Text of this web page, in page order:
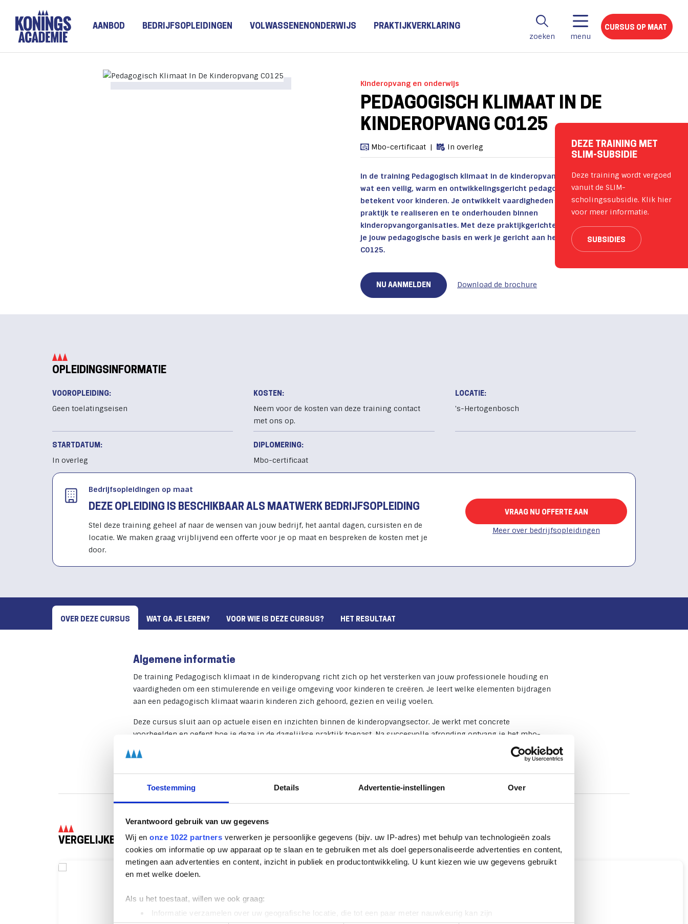
Toestemming Details Advertentie-instellingen Over
Verantwoord gebruik van uw gegevens
Wij en onze 1022 partners verwerken je persoonlijke gegevens (bijv. uw IP-adres) met behulp van technologieën zoals
cookies om informatie op uw apparaat op te slaan en te gebruiken met als doel gepersonaliseerde advertenties en content,
metingen aan advertenties en content, inzicht in publiek en productontwikkeling. U kunt kiezen wie uw gegevens gebruikt
en met welke doelen.
Als u het toestaat, willen we ook graag:
Informatie verzamelen over uw geografische locatie, die tot een paar meter nauwkeurig kan zijn
AANBOD BEDRIJFSOPLEIDINGEN VOLWASSENENONDERWIJS PRAKTIJKVERKLARING
zoeken menu
CURSUS OP MAAT
Kinderopvang en onderwijs
PEDAGOGISCH KLIMAAT IN DE
KINDEROPVANG C0125
Mbo-certificaat In overleg
In de training Pedagogisch klimaat in de kinderopvang (C0125) leer je
wat een veilig, warm en ontwikkelingsgericht pedagogisch klimaat
betekent voor kinderen. Je ontwikkelt vaardigheden om dit klimaat in de
praktijk te realiseren en te onderhouden binnen
kinderopvangorganisaties. Met deze praktijkgerichte scholing versterk
je jouw pedagogische basis en werk je gericht aan het mbo-certificaat
C0125.
NU AANMELDEN Download de brochure
OPLEIDINGSINFORMATIE
VOOROPLEIDING:
Geen toelatingseisen
KOSTEN:
Neem voor de kosten van deze training contact
met ons op.
LOCATIE:
's-Hertogenbosch
STARTDATUM:
In overleg
DIPLOMERING:
Mbo-certificaat
Bedrijfsopleidingen op maat
DEZE OPLEIDING IS BESCHIKBAAR ALS MAATWERK BEDRIJFSOPLEIDING
Stel deze training geheel af naar de wensen van jouw bedrijf, het aantal dagen, cursisten en de
locatie. We maken graag vrijblijvend een offerte voor je op maat en bespreken de kosten met je
door.
VRAAG NU OFFERTE AAN
Meer over bedrijfsopleidingen
OVER DEZE CURSUS WAT GA JE LEREN? VOOR WIE IS DEZE CURSUS? HET RESULTAAT
Algemene informatie
De training Pedagogisch klimaat in de kinderopvang richt zich op het versterken van jouw professionele houding en
vaardigheden om een stimulerende en veilige omgeving voor kinderen te creëren. Je leert welke elementen bijdragen
aan een pedagogisch klimaat waarin kinderen zich gehoord, gezien en veilig voelen.
Deze cursus sluit aan op actuele eisen en inzichten binnen de kinderopvangsector. Je werkt met concrete
voorbeelden en oefent hoe je deze in de dagelijkse praktijk toepast. Na succesvolle afronding ontvang je het mbo-
VERGELIJKBARE OPLEIDINGEN
DEZE TRAINING MET
SLIM-SUBSIDIE
Deze training wordt vergoed
vanuit de SLIM-
scholingssubsidie. Klik hier
voor meer informatie.
SUBSIDIES